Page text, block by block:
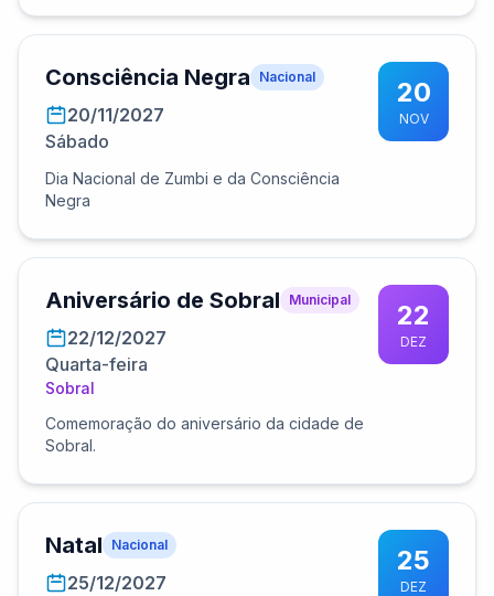
Consciência Negra Nacional
20/11/2027
Sábado
Dia Nacional de Zumbi e da Consciência
Negra
20
NOV
Aniversário de Sobral Municipal
22/12/2027
Quarta-feira
Sobral
Comemoração do aniversário da cidade de
Sobral.
22
DEZ
Natal Nacional
25/12/2027
25
DEZ